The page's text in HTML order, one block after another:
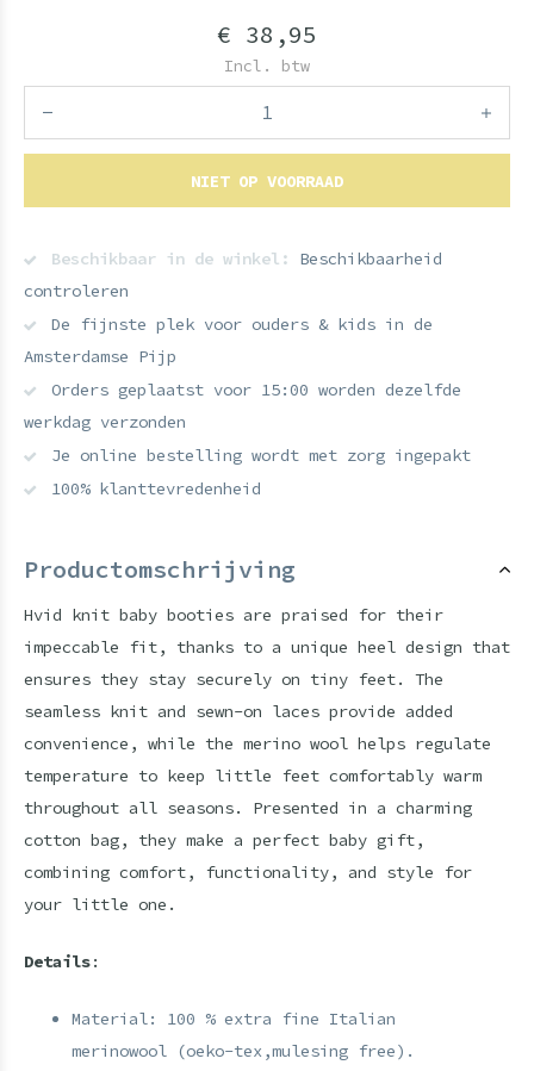
€ 38,95
Incl. btw
NIET OP VOORRAAD
Beschikbaar in de winkel: Beschikbaarheid
controleren
De fijnste plek voor ouders & kids in de
Amsterdamse Pijp
Orders geplaatst voor 15:00 worden dezelfde
werkdag verzonden
Je online bestelling wordt met zorg ingepakt
100% klanttevredenheid
Productomschrijving
Hvid knit baby booties are praised for their
impeccable fit, thanks to a unique heel design that
ensures they stay securely on tiny feet. The
seamless knit and sewn-on laces provide added
convenience, while the merino wool helps regulate
temperature to keep little feet comfortably warm
throughout all seasons. Presented in a charming
cotton bag, they make a perfect baby gift,
combining comfort, functionality, and style for
your little one.
Details:
Material: 100 % extra fine Italian
merinowool (oeko-tex,mulesing free).